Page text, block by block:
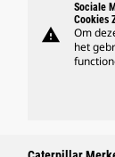
warning
Sociale
Cookies
Om
het